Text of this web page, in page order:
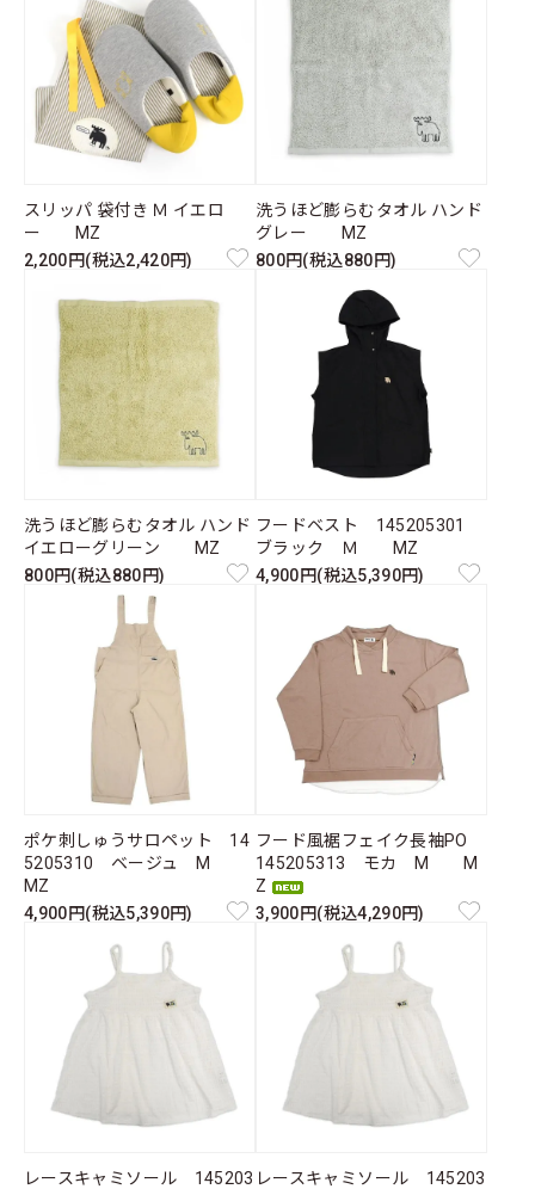
スリッパ 袋付き Ｍ イエロ
ー MZ
2,200円(税込2,420円)
洗うほど膨らむタオル ハンド
グレー MZ
800円(税込880円)
洗うほど膨らむタオル ハンド
イエローグリーン MZ
800円(税込880円)
フードベスト 145205301
ブラック Ｍ MZ
4,900円(税込5,390円)
ポケ刺しゅうサロペット 14
5205310 ベージュ M
MZ
4,900円(税込5,390円)
フード風裾フェイク長袖PO
145205313 モカ M M
Z
3,900円(税込4,290円)
レースキャミソール 145203 レースキャミソール 145203